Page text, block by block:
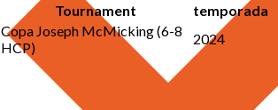
Tournament
temporada
Copa Joseph McMicking (6-8
HCP)
2024